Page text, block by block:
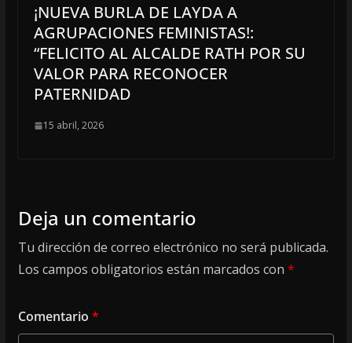
¡NUEVA BURLA DE LAYDA A
AGRUPACIONES FEMINISTAS!:
“FELICITO AL ALCALDE RATH POR SU
VALOR PARA RECONOCER
PATERNIDAD
15 abril, 2026
Deja un comentario
Tu dirección de correo electrónico no será publicada.
Los campos obligatorios están marcados con *
Comentario *